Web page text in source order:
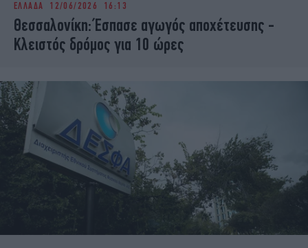
iBOOKS
OSCARS
THE OCEAN
MEDIA
ELAMEFORA
NEWSLETTER
ΕΛΛΑΔΑ 12/06/2026 16:13
Θεσσαλονίκη: Έσπασε αγωγός αποχέτευσης -
Κλειστός δρόμος για 10 ώρες